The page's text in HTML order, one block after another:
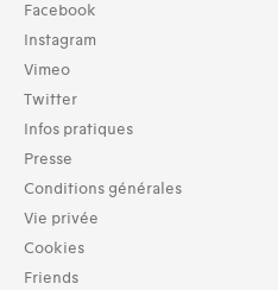
Facebook
Instagram
Vimeo
Twitter
Infos pratiques
Presse
Conditions générales
Vie privée
Cookies
Friends